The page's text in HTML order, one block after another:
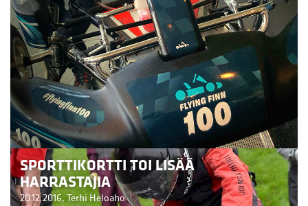
SPORTTIKORTTI TOI LISÄÄ
HARRASTAJIA
20.12.2016, Terhi Heloaho